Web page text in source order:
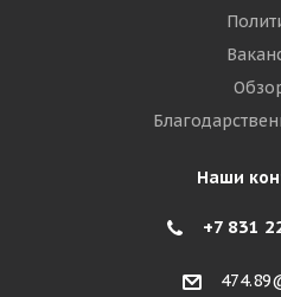
Наши
+7 831